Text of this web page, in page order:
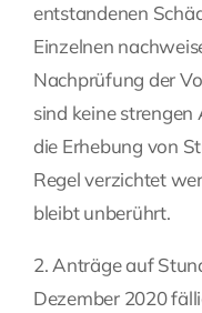
entstandenen
Einzelnen
Nachprüfung der
sind keine
die Erhebung von
Regel verzichtet
bleibt unberührt.
2. Anträge auf
Dezember 2020